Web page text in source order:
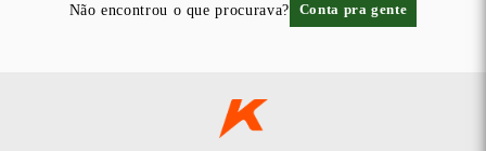
Não encontrou o que procurava? Conta pra gente